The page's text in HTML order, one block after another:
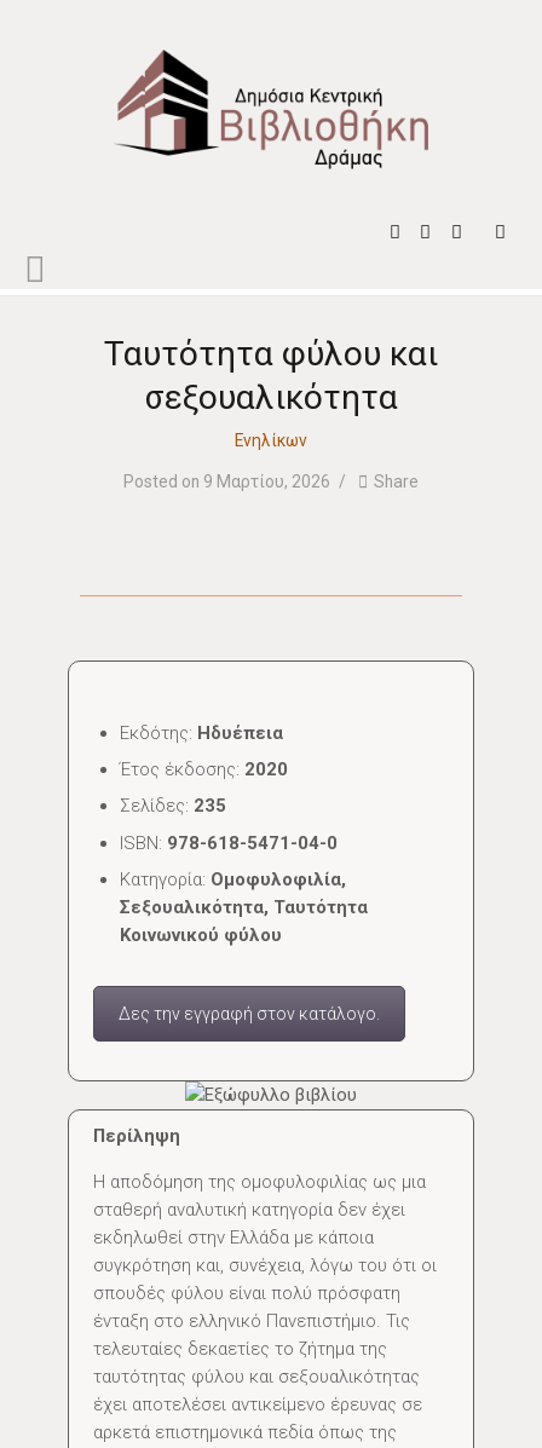
ΕΠΙΣΚΕΨΟΥ ΜΑΣ
ΑΝΑΚΟΙΝΩΣΕΙΣ
Ταυτότητα φύλου και
σεξουαλικότητα
Ενηλίκων
Posted on 9 Μαρτίου, 2026 Share
Εκδότης: Ηδυέπεια
Έτος έκδοσης: 2020
Σελίδες: 235
ISBN: 978-618-5471-04-0
Κατηγορία: Ομοφυλοφιλία,
Σεξουαλικότητα, Ταυτότητα
Κοινωνικού φύλου
Δες την εγγραφή στον κατάλογο.
Περίληψη
Η αποδόμηση της ομοφυλοφιλίας ως μια
σταθερή αναλυτική κατηγορία δεν έχει
εκδηλωθεί στην Ελλάδα με κάποια
συγκρότηση και, συνέχεια, λόγω του ότι οι
σπουδές φύλου είναι πολύ πρόσφατη
ένταξη στο ελληνικό Πανεπιστήμιο. Τις
τελευταίες δεκαετίες το ζήτημα της
ταυτότητας φύλου και σεξουαλικότητας
έχει αποτελέσει αντικείμενο έρευνας σε
αρκετά επιστημονικά πεδία όπως της